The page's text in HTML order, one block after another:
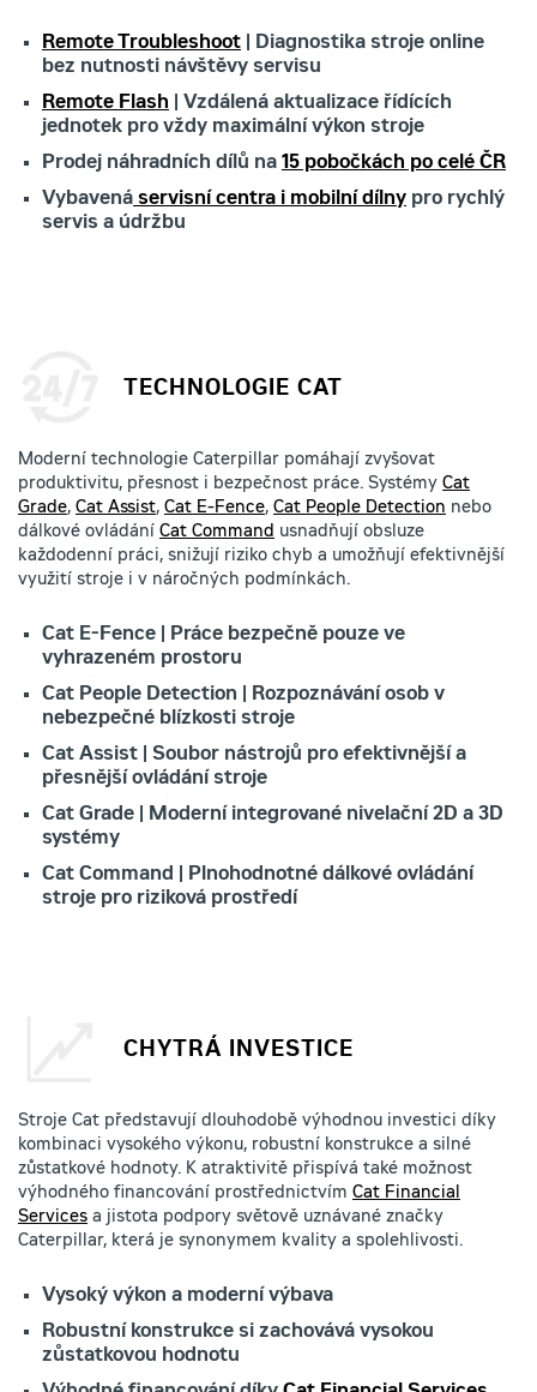
Remote Troubleshoot | Diagnostika stroje online
bez nutnosti návštěvy servisu
Remote Flash | Vzdálená aktualizace řídících
jednotek pro vždy maximální výkon stroje
Prodej náhradních dílů na 15 pobočkách po celé ČR
Vybavená servisní centra i mobilní dílny pro rychlý
servis a údržbu
TECHNOLOGIE CAT
Moderní technologie Caterpillar pomáhají zvyšovat
produktivitu, přesnost i bezpečnost práce. Systémy Cat
Grade, Cat Assist, Cat E-Fence, Cat People Detection nebo
dálkové ovládání Cat Command usnadňují obsluze
každodenní práci, snižují riziko chyb a umožňují efektivnější
využití stroje i v náročných podmínkách.
Cat E-Fence | Práce bezpečně pouze ve
vyhrazeném prostoru
Cat People Detection | Rozpoznávání osob v
nebezpečné blízkosti stroje
Cat Assist | Soubor nástrojů pro efektivnější a
přesnější ovládání stroje
Cat Grade | Moderní integrované nivelační 2D a 3D
systémy
Cat Command | Plnohodnotné dálkové ovládání
stroje pro riziková prostředí
CHYTRÁ INVESTICE
Stroje Cat představují dlouhodobě výhodnou investici díky
kombinaci vysokého výkonu, robustní konstrukce a silné
zůstatkové hodnoty. K atraktivitě přispívá také možnost
výhodného financování prostřednictvím Cat Financial
Services a jistota podpory světově uznávané značky
Caterpillar, která je synonymem kvality a spolehlivosti.
Vysoký výkon a moderní výbava
Robustní konstrukce si zachovává vysokou
zůstatkovou hodnotu